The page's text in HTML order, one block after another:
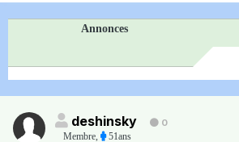
Annonces
deshinsky
0
Membre, 51ans